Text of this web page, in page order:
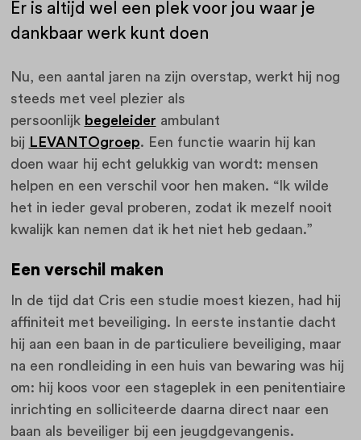
Er is altijd wel een plek voor jou waar je
dankbaar werk kunt doen
Nu, een aantal jaren na zijn overstap, werkt hij nog
steeds met veel plezier als
persoonlijk begeleider ambulant
bij LEVANTOgroep. Een functie waarin hij kan
doen waar hij echt gelukkig van wordt: mensen
helpen en een verschil voor hen maken. “Ik wilde
het in ieder geval proberen, zodat ik mezelf nooit
kwalijk kan nemen dat ik het niet heb gedaan.”
Een verschil maken
In de tijd dat Cris een studie moest kiezen, had hij
affiniteit met beveiliging. In eerste instantie dacht
hij aan een baan in de particuliere beveiliging, maar
na een rondleiding in een huis van bewaring was hij
om: hij koos voor een stageplek in een penitentiaire
inrichting en solliciteerde daarna direct naar een
baan als beveiliger bij een jeugdgevangenis.